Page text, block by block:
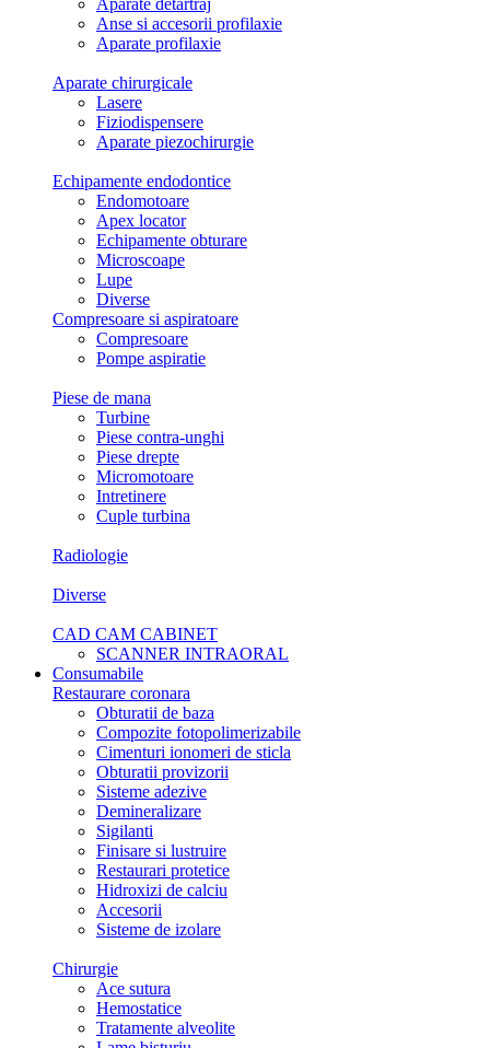
Aparate detartraj
Anse si accesorii profilaxie
Aparate profilaxie
Aparate chirurgicale
Lasere
Fiziodispensere
Aparate piezochirurgie
Echipamente endodontice
Endomotoare
Apex locator
Echipamente obturare
Microscoape
Lupe
Diverse
Compresoare si aspiratoare
Compresoare
Pompe aspiratie
Piese de mana
Turbine
Piese contra-unghi
Piese drepte
Micromotoare
Intretinere
Cuple turbina
Radiologie
Diverse
CAD CAM CABINET
SCANNER INTRAORAL
Consumabile
Restaurare coronara
Obturatii de baza
Compozite fotopolimerizabile
Cimenturi ionomeri de sticla
Obturatii provizorii
Sisteme adezive
Demineralizare
Sigilanti
Finisare si lustruire
Restaurari protetice
Hidroxizi de calciu
Accesorii
Sisteme de izolare
Chirurgie
Ace sutura
Hemostatice
Tratamente alveolite